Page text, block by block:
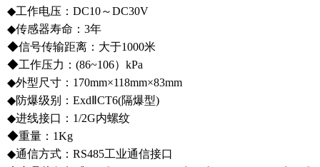
◆工作电压：DC10～DC30V
◆传感器寿命：3年
◆信号传输距离：大于1000米
◆工作压力：(86~106）kPa
◆外型尺寸：170mm×118mm×83mm
◆防爆级别：ExdⅡCT6(隔爆型)
◆进线接口：1/2G内螺纹
◆重量：1Kg
◆通信方式：RS485工业通信接口